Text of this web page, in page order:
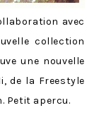
avec
collection
une nouvelle
de la Freestyle
Petit apercu.